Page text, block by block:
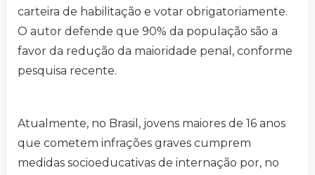
carteira de habilitação e votar obrigatoriamente.
O autor defende que 90% da população são a
favor da redução da maioridade penal, conforme
pesquisa recente.
Atualmente, no Brasil, jovens maiores de 16 anos
que cometem infrações graves cumprem
medidas socioeducativas de internação por, no